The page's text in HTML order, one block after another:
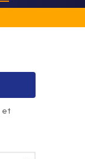
et